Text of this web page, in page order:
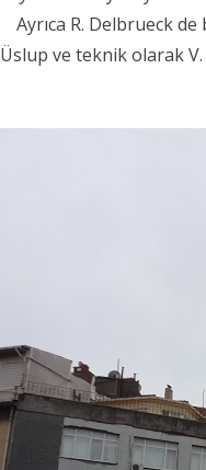
Ayrıca R. Delbrueck
Üslup ve teknik olarak